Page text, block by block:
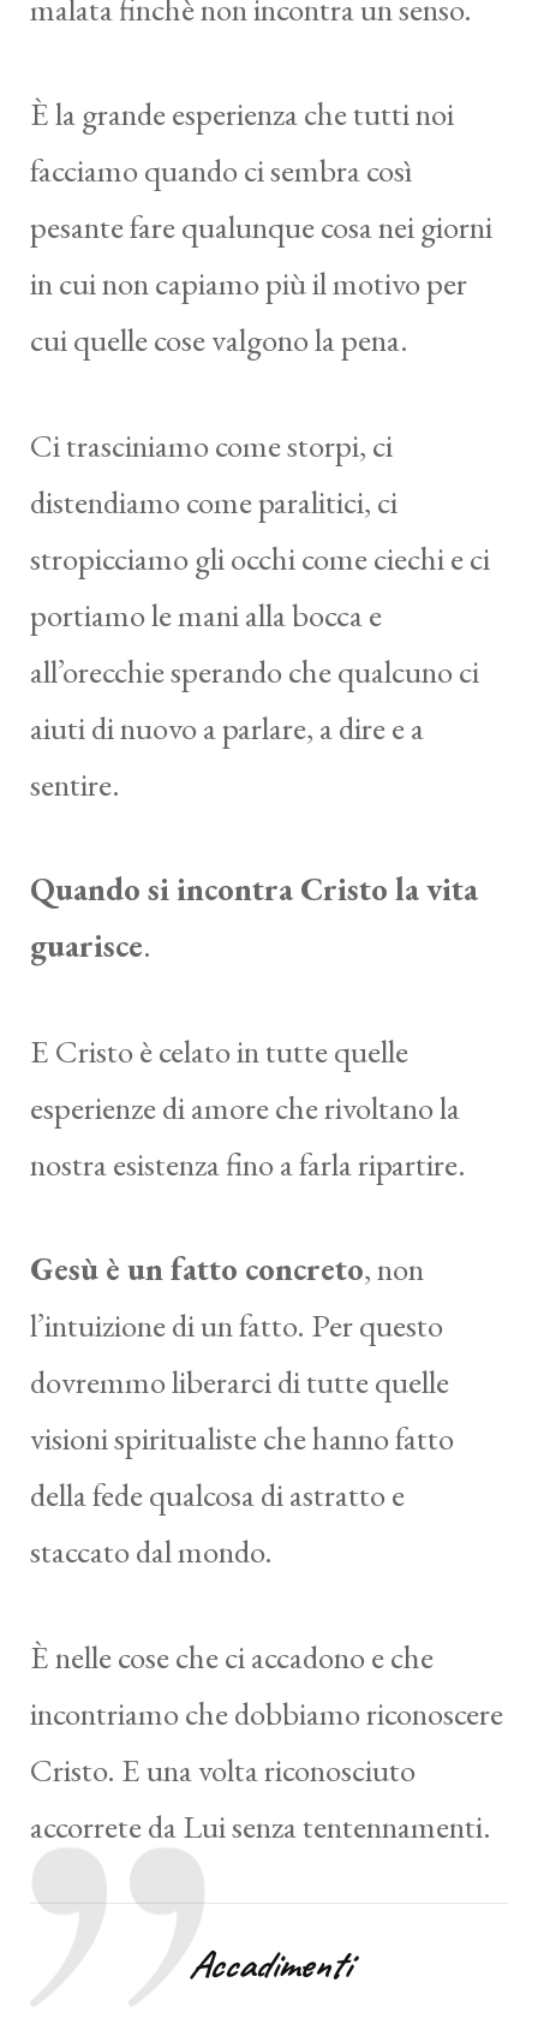
malata finchè non incontra un senso.
È la grande esperienza che tutti noi
facciamo quando ci sembra così
pesante fare qualunque cosa nei giorni
in cui non capiamo più il motivo per
cui quelle cose valgono la pena.
Ci trasciniamo come storpi, ci
distendiamo come paralitici, ci
stropicciamo gli occhi come ciechi e ci
portiamo le mani alla bocca e
all’orecchie sperando che qualcuno ci
aiuti di nuovo a parlare, a dire e a
sentire.
Quando si incontra Cristo la vita
guarisce.
E Cristo è celato in tutte quelle
esperienze di amore che rivoltano la
nostra esistenza fino a farla ripartire.
Gesù è un fatto concreto, non
l’intuizione di un fatto. Per questo
dovremmo liberarci di tutte quelle
visioni spiritualiste che hanno fatto
della fede qualcosa di astratto e
staccato dal mondo.
È nelle cose che ci accadono e che
incontriamo che dobbiamo riconoscere
Cristo. E una volta riconosciuto
accorrete da Lui senza tentennamenti.
Accadimenti